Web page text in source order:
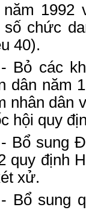
năm 1992
số chức
40).
- Bỏ các
dân năm
nhân dân
hội quy
- Bổ sung
quy định
xử.
- Bổ sung